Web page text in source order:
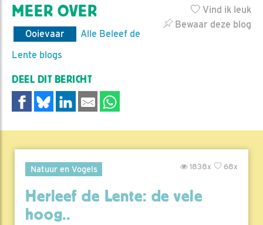
Vind ik leuk
Bewaar deze blog
MEER OVER
Ooievaar
Alle Beleef de
Lente blogs
DEEL DIT BERICHT
Natuur en Vogels 68x
1838x
Herleef de Lente: de vele
hoog..